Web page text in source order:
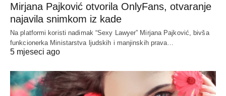
Mirjana Pajković otvorila OnlyFans, otvaranje
najavila snimkom iz kade
Na platformi koristi nadimak “Sexy Lawyer” Mirjana Pajković, bivša
funkcionerka Ministarstva ljudskih i manjinskih prava…
5 mjeseci ago